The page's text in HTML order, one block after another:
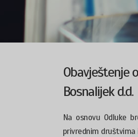
Obavještenje
Bosnalijek d.d.
Na osnovu Odluke
privrednim društvima